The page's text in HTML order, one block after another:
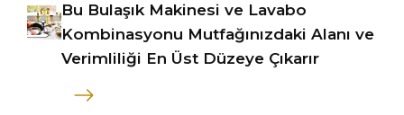
Bu Bulaşık Makinesi ve Lavabo
Kombinasyonu Mutfağınızdaki Alanı ve
Verimliliği En Üst Düzeye Çıkarır